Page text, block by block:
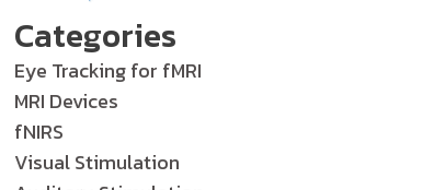
Categories
Eye Tracking for fMRI
MRI Devices
fNIRS
Visual Stimulation